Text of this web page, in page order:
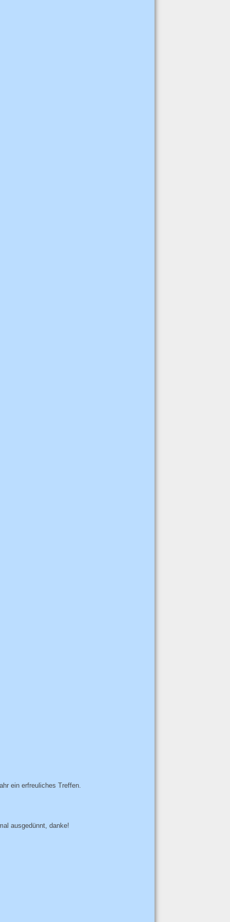
ein erfreuliches Treffen.
ausgedünnt, danke!